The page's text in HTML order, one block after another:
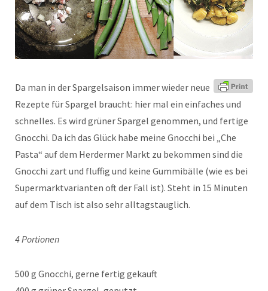
Da man in der Spargelsaison immer wieder neue
Rezepte für Spargel braucht: hier mal ein einfaches und
schnelles. Es wird grüner Spargel genommen, und fertige
Gnocchi. Da ich das Glück habe meine Gnocchi bei „Che
Pasta“ auf dem Herdermer Markt zu bekommen sind die
Gnocchi zart und fluffig und keine Gummibälle (wie es bei
Supermarktvarianten oft der Fall ist). Steht in 15 Minuten
auf dem Tisch ist also sehr alltagstauglich.
4 Portionen
500 g Gnocchi, gerne fertig gekauft